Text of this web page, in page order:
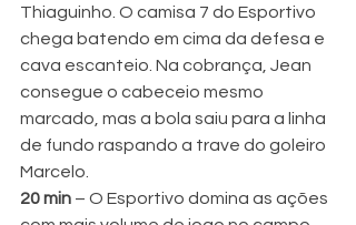
Thiaguinho. O camisa 7 do Esportivo
chega batendo em cima da defesa e
cava escanteio. Na cobrança, Jean
consegue o cabeceio mesmo
marcado, mas a bola saiu para a linha
de fundo raspando a trave do goleiro
Marcelo.
20 min – O Esportivo domina as ações